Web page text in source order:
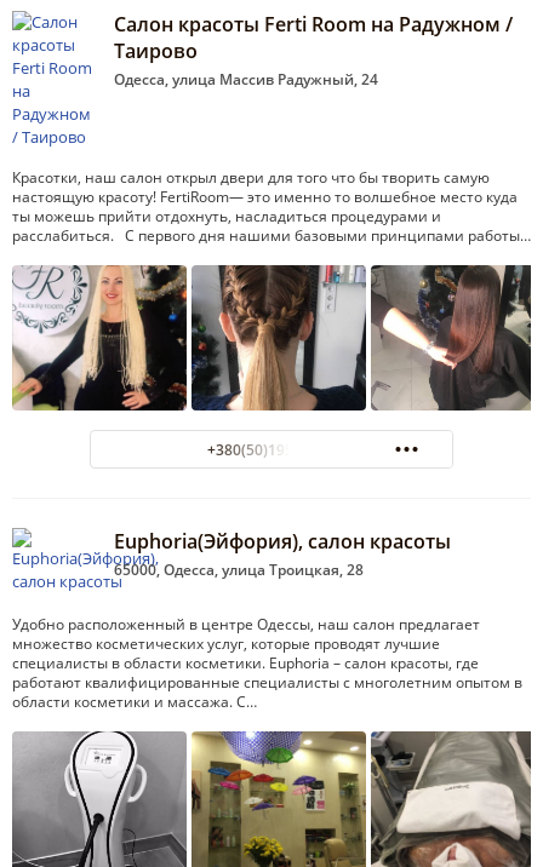
Салон красоты Ferti Room на Радужном /
Таирово
Одесса, улица Массив Радужный, 24
Красотки, наш салон открыл двери для того что бы творить самую
настоящую красоту! FertiRoom— это именно то волшебное место куда
ты можешь прийти отдохнуть, насладиться процедурами и
расслабиться. С первого дня нашими базовыми принципами работы…
+380(50)195-98-92
Euphoria(Эйфория), салон красоты
65000, Одесса, улица Троицкая, 28
Удобно расположенный в центре Одессы, наш салон предлагает
множество косметических услуг, которые проводят лучшие
специалисты в области косметики. Euphoria – салон красоты, где
работают квалифицированные специалисты с многолетним опытом в
области косметики и массажа. С…